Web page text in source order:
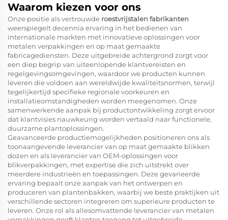
Waarom kiezen voor ons
Onze positie als vertrouwde roestvrijstalen fabrikanten
weerspiegelt decennia ervaring in het bedienen van
internationale markten met innovatieve oplossingen voor
metalen verpakkingen en op maat gemaakte
fabricagediensten. Deze uitgebreide achtergrond zorgt voor
een diep begrip van uiteenlopende klantvereisten en
regelgevingsomgevingen, waardoor we producten kunnen
leveren die voldoen aan wereldwijde kwaliteitsnormen, terwijl
tegelijkertijd specifieke regionale voorkeuren en
installatieomstandigheden worden meegenomen. Onze
samenwerkende aanpak bij productontwikkeling zorgt ervoor
dat klantvisies nauwkeurig worden vertaald naar functionele,
duurzame plantoplossingen.
Geavanceerde productiemogelijkheden positioneren ons als
toonaangevende leverancier van op maat gemaakte blikken
dozen en als leverancier van OEM-oplossingen voor
blikverpakkingen, met expertise die zich uitstrekt over
meerdere industrieën en toepassingen. Deze gevarieerde
ervaring bepaalt onze aanpak van het ontwerpen en
produceren van plantenbakken, waarbij we beste praktijken uit
verschillende sectoren integreren om superieure producten te
leveren. Onze rol als allesomvattende leverancier van metalen